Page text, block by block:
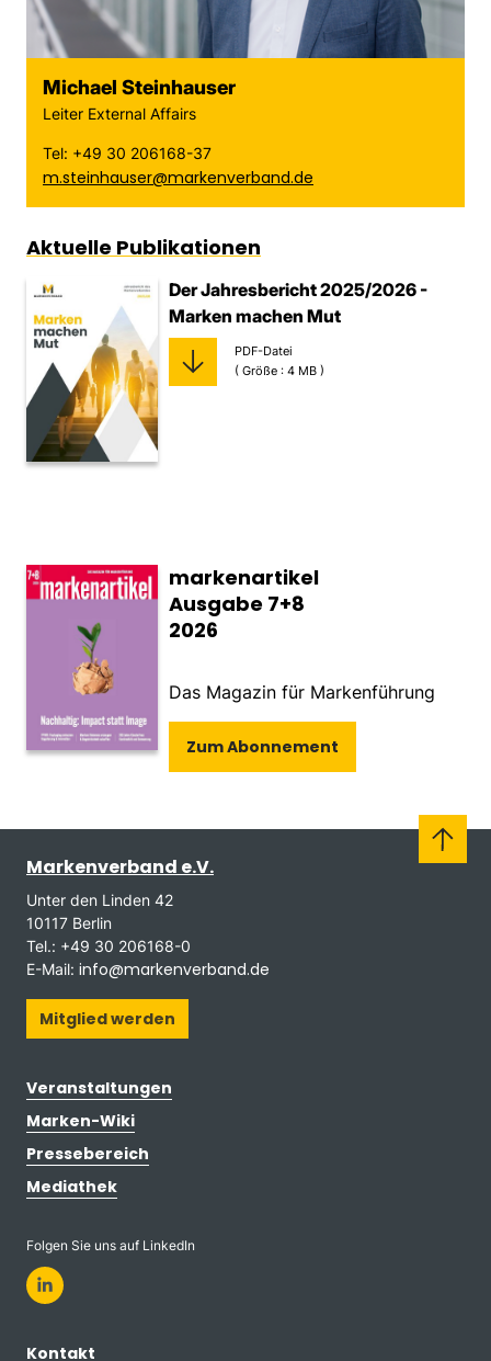
Michael Steinhauser
Leiter External Affairs
Tel: +49 30 206168-37
m.steinhauser@markenverband.de
Aktuelle Publikationen
Der Jahresbericht 2025/2026 -
Marken machen Mut
PDF-Datei
( Größe : 4 MB )
markenartikel
Ausgabe 7+8
2026
Das Magazin für Markenführung
Zum Abonnement
Markenverband e.V.
Unter den Linden 42
10117 Berlin
Tel.: +49 30 206168-0
E-Mail: info@markenverband.de
Mitglied werden
Veranstaltungen
Marken-Wiki
Pressebereich
Mediathek
Folgen Sie uns auf LinkedIn
Kontakt